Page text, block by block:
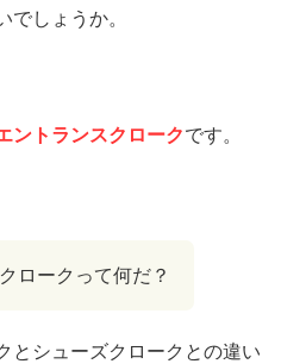
しょうか。
ントランスクロークです。
ロークって何だ？
とシューズクロークとの違い